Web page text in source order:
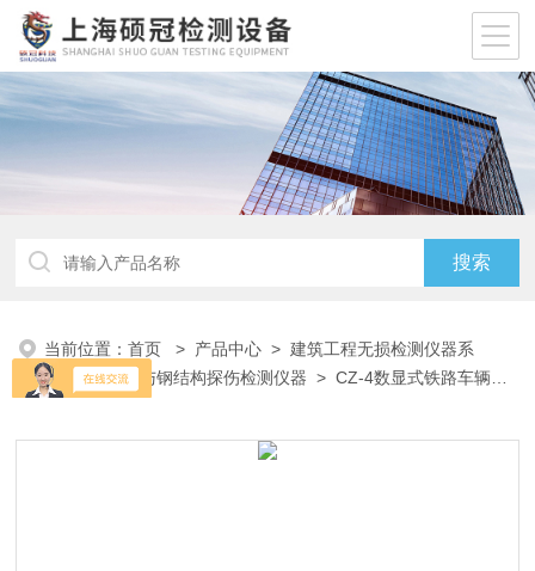
当前位置：首页 > 产品中心 >建筑工程无损检测仪器系
列
>钢丝绳与钢结构探伤检测仪器 > CZ-4数显式铁路车辆轮